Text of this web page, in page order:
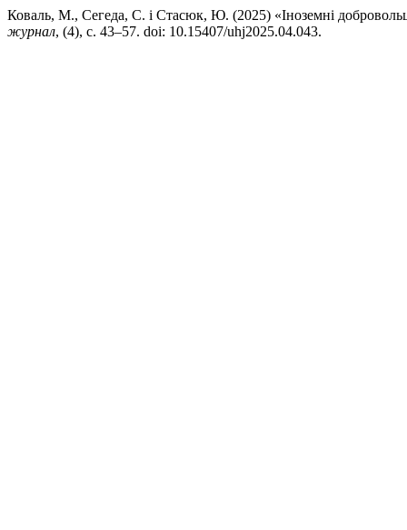
Коваль, М., Сегеда, С. і Стасюк, Ю. (2025) «Іноземні
журнал, (4), с. 43–57. doi: 10.15407/uhj2025.04.043.